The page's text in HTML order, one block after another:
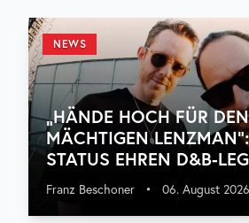
NEWS
„HÄNDE HOCH FÜR DEN
MÄCHTIGEN
STATUS EHREN D&B-
Franz Beschoner • 06. August 2026